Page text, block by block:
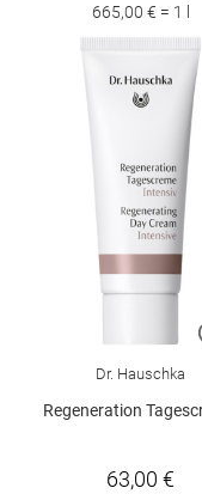
665,00 € = 1 l
Dr. Hauschka
Regeneration Tagescreme
63,00 €